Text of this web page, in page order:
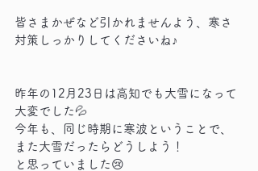
皆さまかぜなど引かれませんよう、寒さ
対策しっかりしてくださいね♪
昨年の12月23日は高知でも大雪になって
大変でした💦
今年も、同じ時期に寒波ということで、
また大雪だったらどうしよう！
と思っていました😢